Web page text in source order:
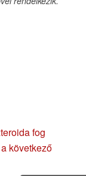
fog
következő